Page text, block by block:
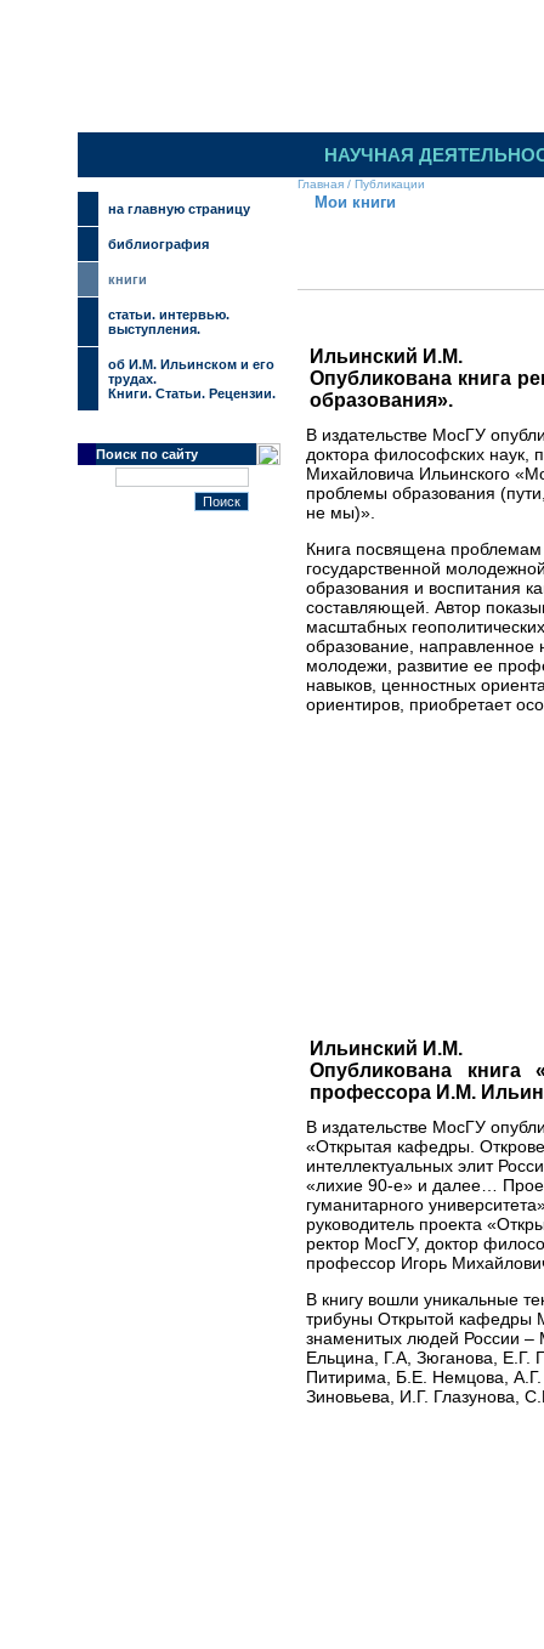
НАУЧНАЯ
на главную страницу
библиография
книги
cтатьи. интервью.
выступления.
об И.М. Ильинском и его
трудах.
Книги. Статьи. Рецензии.
Поиск по сайту
Главная / Публикации
Мои книги
Ильинский И.М.
Опубликована книга
образования».
В издательстве МосГУ
доктора философских наук,
Михайловича Ильинского
проблемы образования
не мы)».
Книга посвящена
государственной
образования и воспитания
составляющей. Автор
масштабных
образование,
молодежи, развитие ее
навыков, ценностных
ориентиров, приобретает
Ильинский И.М.
Опубликована книга
профессора И.М.
В издательстве МосГУ
«Открытая кафедры.
интеллектуальных элит
«лихие 90-е» и далее…
гуманитарного
руководитель проекта
ректор МосГУ, доктор
профессор Игорь
В книгу вошли уникальные
трибуны Открытой
знаменитых людей России
Ельцина, Г.А, Зюганова, Е.Г.
Питирима, Б.Е. Немцова,
Зиновьева, И.Г. Глазунова,